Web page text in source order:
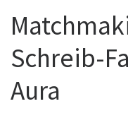
Schreib-
Aura